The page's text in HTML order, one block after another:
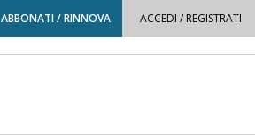
ABBONATI / RINNOVA ACCEDI / REGISTRATI